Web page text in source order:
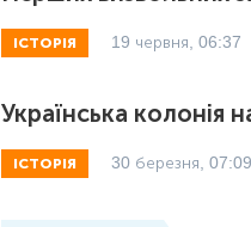
ІСТОРІЯ 19 червня, 06:37
Українська колонія
ІСТОРІЯ 30 березня, 07:09